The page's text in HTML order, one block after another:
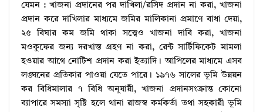
যেমন : খাজনা প্রদানের পর দাখিলা/রসিদ প্রদান না করা, খাজনা
প্রদান করে দাখিলার মাধ্যমে জমির মালিকানা প্রমাণে বাধা দেয়া,
২৫ বিঘার কম জমি থাকা সত্ত্বেও খাজনা দাবি করা, খাজনা
মওকুফের জন্য দরখাস্ত গ্রহণ না করা, রেন্ট সার্টিফিকেট মামলা
হওয়ার আগে নোটিশ প্রদান করা ইত্যাদি। আপিলের মাধ্যমে এসব
লঙ্ঘনের প্রতিকার পাওয়া যেতে পারে। ১৯৭৬ সালের ভূমি উন্নয়ন
কর বিধিমালার ৭ বিধি অনুযায়ী, খাজনা প্রদানসংক্রান্ত কোনো
ব্যাপারে সমস্যা সৃষ্টি হলে থানা রাজস্ব কর্মকর্তা তথা সহকারী ভূমি